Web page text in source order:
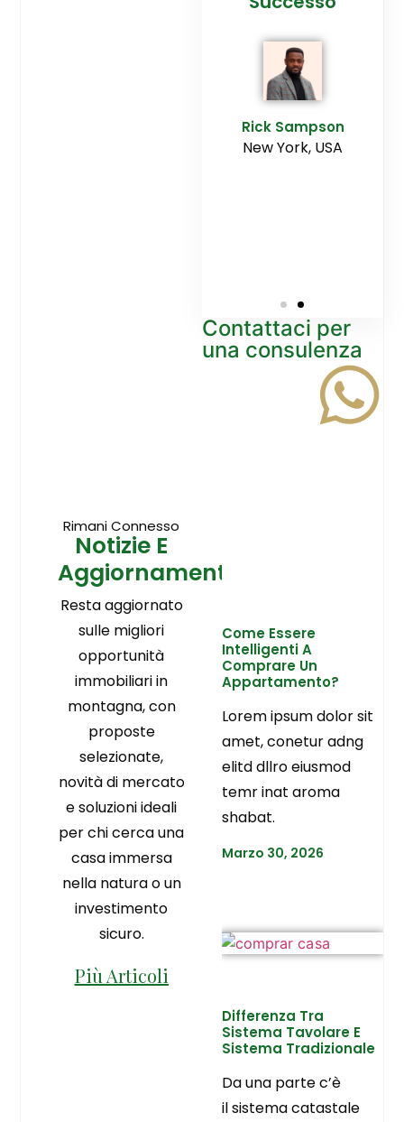
Rick Sampson
New York, USA
Contattaci per
una consulenza
Rimani Connesso
Notizie E
Aggiornamenti
Resta aggiornato
sulle migliori
opportunità
immobiliari in
montagna, con
proposte
selezionate,
novità di mercato
e soluzioni ideali
per chi cerca una
casa immersa
nella natura o un
investimento
sicuro.
Più Articoli
Come Essere
Intelligenti A
Comprare Un
Appartamento?
Lorem ipsum dolor sit
amet, conetur adng
elitd dllro eiusmod
temr inat aroma
shabat.
Marzo 30, 2026
Differenza Tra
Sistema Tavolare E
Sistema Tradizionale
Da una parte c’è
il sistema catastale